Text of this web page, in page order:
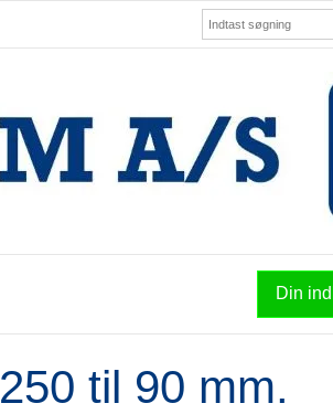
Din
250 til 90 mm.